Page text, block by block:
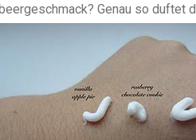
Genau so duftet